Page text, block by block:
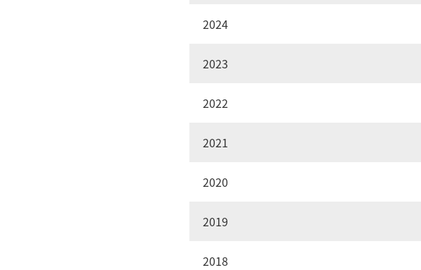
2024
2023
2022
2021
2020
2019
2018